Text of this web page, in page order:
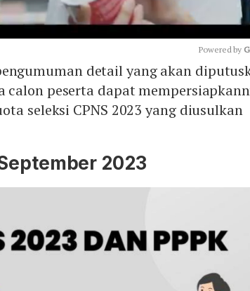
Mute
Powered by
detail yang akan
calon peserta dapat
seleksi CPNS 2023 yang diusulkan
2023